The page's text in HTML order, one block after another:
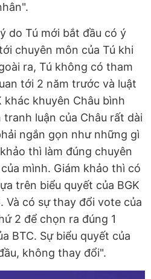
do Tú mới bắt đầu có ý
chuyên môn của Tú khi
ra, Tú không có tham
tới 2 năm trước và luật
khác khuyên Châu bình
luận của Châu rất dài
ngắn gọn như những gì
thì làm đúng chuyên
mình. Giám khảo thì có
trên biểu quyết của BGK
Và có sự thay đổi vote của
2 để chọn ra đúng 1
BTC. Sự biểu quyết của
không thay đổi".